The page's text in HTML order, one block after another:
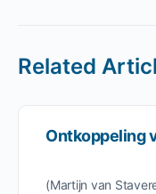
Related
Ontkoppeling
(Martijn van